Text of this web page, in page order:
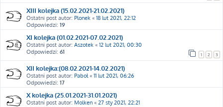
XIII kolejka (15.02.2021-21.02.2021)
Ostatni post autor: Plonek « 18 lut 2021, 22:12
Odpowiedzi: 19
XI kolejka (01.02.2021-07.02.2021)
Ostatni post autor: Aszotek « 12 lut 2021, 00:30
Odpowiedzi: 61 1 2 3
XII kolejka:(08.02.2021-14.02.2021)
Ostatni post autor: Paboł« 11 lut 2021, 06:26
Odpowiedzi: 17
X kolejka (25.01.2021-31.01.2021)
Ostatni post autor: Molken « 27 sty 2021, 22:21